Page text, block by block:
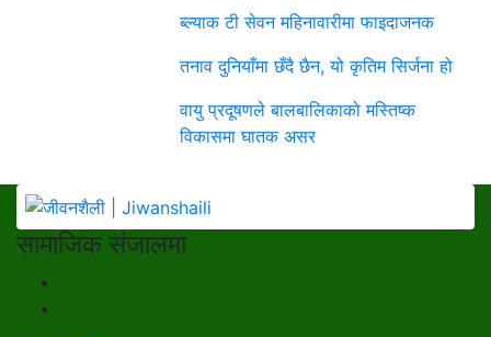
ब्ल्याक टी सेवन महिनावारीमा फाइदाजनक
तनाव दुनियाँमा छँदै छैन, यो कृतिम सिर्जना हो
वायु प्रदूषणले बालबालिकाको मस्तिष्क
विकासमा घातक असर
सामाजिक संजालमा